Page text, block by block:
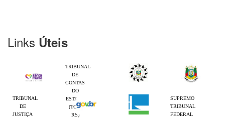
Links Úteis
TRIBUNAL
DE
CONTAS
DO
ESTADO
(TCE-
RS)
TRIBUNAL
DE
JUSTIÇA
SUPREMO
TRIBUNAL
FEDERAL